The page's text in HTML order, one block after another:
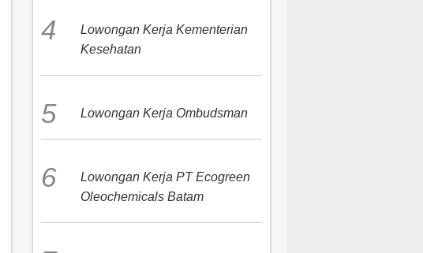
Lowongan Kerja Kementerian
Kesehatan
Lowongan Kerja Ombudsman
Lowongan Kerja PT Ecogreen
Oleochemicals Batam